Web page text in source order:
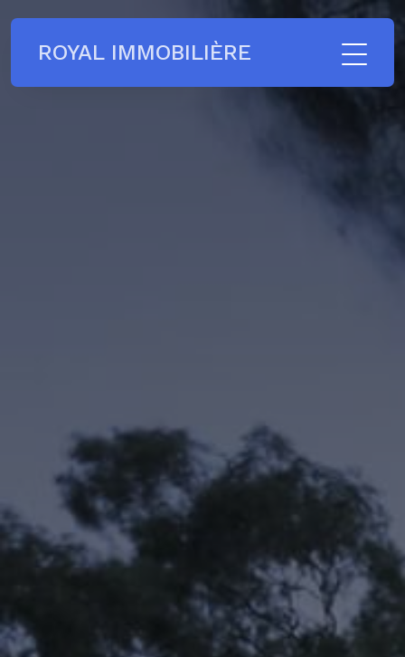
ROYAL IMMOBILIÈRE